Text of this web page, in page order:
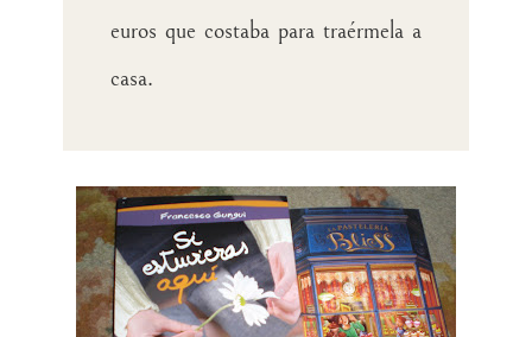
euros que costaba para traérmela a
casa.